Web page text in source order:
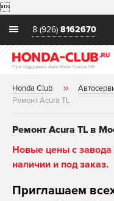

8 (926) 8162670
Honda Club
Ремонт Acura TL
Ремонт Acura TL в
Новые цены с завода
наличии и под заказ.
Приглашаем